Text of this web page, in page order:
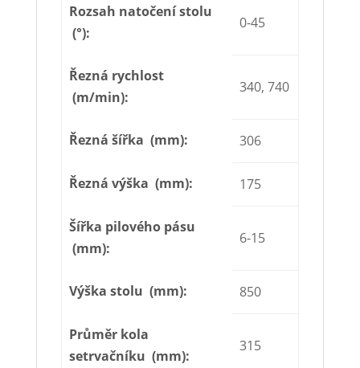
Rozsah natočení stolu
(°):
0-45
Řezná rychlost
(m/min):
340, 740
Řezná šířka (mm): 306
Řezná výška (mm): 175
Šířka pilového pásu
(mm):
6-15
Výška stolu (mm): 850
Průměr kola
setrvačníku (mm):
315